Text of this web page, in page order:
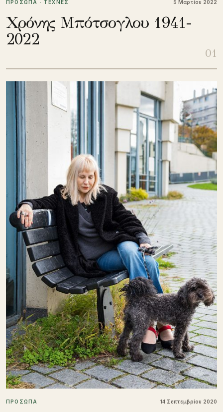
ΠΡΟΣΩΠΑ · ΤΕΧΝΕΣ 5 Μαρτίου 2022
Χρόνης Μπότσογλου 1941-
2022
01
ΠΡΟΣΩΠΑ 14 Σεπτεμβρίου 2020